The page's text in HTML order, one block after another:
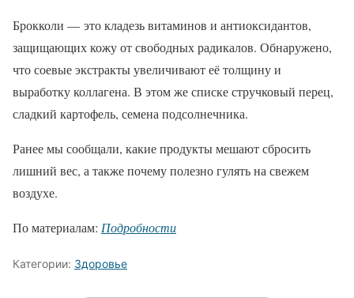
Брокколи — это кладезь витаминов и антиоксидантов,
защищающих кожу от свободных радикалов. Обнаружено,
что соевые экстракты увеличивают её толщину и
выработку коллагена. В этом же списке стручковый перец,
сладкий картофель, семена подсолнечника.
Ранее мы сообщали, какие продукты мешают сбросить
лишний вес, а также почему полезно гулять на свежем
воздухе.
По материалам: Подробности
Категории: Здоровье